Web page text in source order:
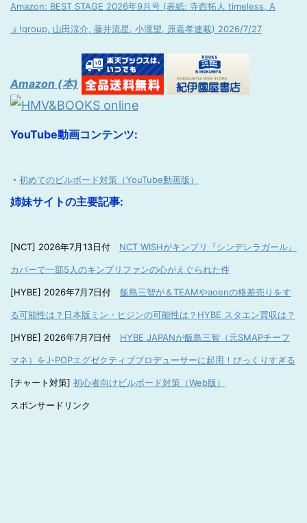
Amazon: BEST STAGE 2026年9月号 (表紙: 寺西拓人 timeless, A
ぇ!group, 山田涼介, 藤井流星, 小瀧望, 原嘉孝連載) 2026/7/27
Amazon (本)
YouTube動画コンテンツ:
・ 初めてのビルボード対策（YouTube動画版）
姉妹サイトの主要記事:
[NCT] 2026年7月13日付 NCT WISHがキンプリ『シンデレラガール』
カバーで一部5人のキンプリファンの心がえぐられた件
[HYBE] 2026年7月7日付 飯島三智が＆TEAMやaoenの格差売りをす
る可能性は？日本版ミン・ヒジンの可能性は？HYBE スタエン買収は？
[HYBE] 2026年7月7日付 HYBE JAPANが飯島三智（元SMAPチーフ
マネ）をJ-POPエグゼクティブプロデューサーに起用！びっくりすぎる
[チャート対策] 初心者向けビルボード対策（Web版）
スポンサードリンク